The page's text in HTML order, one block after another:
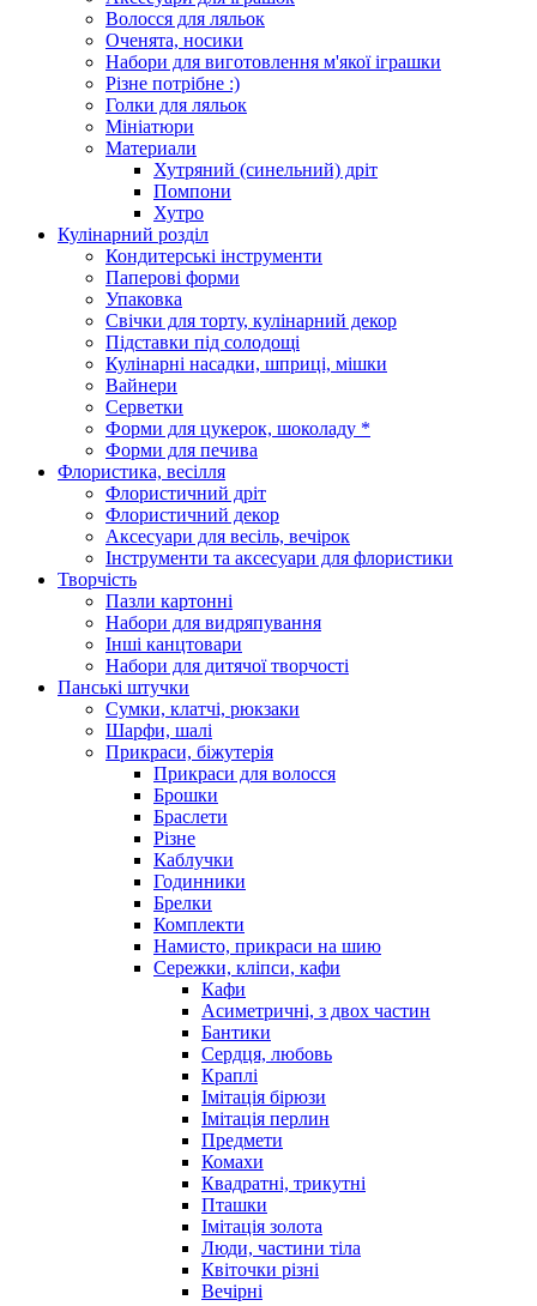
Волосся для ляльок
Оченята, носики
Набори для виготовлення м'якої іграшки
Різне потрібне :)
Голки для ляльок
Мініатюри
Материали
Хутряний (синельний) дріт
Помпони
Хутро
Кулінарний розділ
Кондитерські інструменти
Паперові форми
Упаковка
Свічки для торту, кулінарний декор
Підставки під солодощі
Кулінарні насадки, шприці, мішки
Вайнери
Серветки
Форми для цукерок, шоколаду *
Форми для печива
Флористика, весілля
Флористичний дріт
Флористичний декор
Аксесуари для весіль, вечірок
Інструменти та аксесуари для флористики
Творчість
Пазли картонні
Набори для видряпування
Інші канцтовари
Набори для дитячої творчості
Панські штучки
Сумки, клатчі, рюкзаки
Шарфи, шалі
Прикраси, біжутерія
Прикраси для волосся
Брошки
Браслети
Різне
Каблучки
Годинники
Брелки
Комплекти
Намисто, прикраси на шию
Сережки, кліпси, кафи
Кафи
Асиметричні, з двох частин
Бантики
Сердця, любовь
Краплі
Імітація бірюзи
Імітація перлин
Предмети
Комахи
Квадратні, трикутні
Пташки
Імітація золота
Люди, частини тіла
Квіточки різні
Вечірні